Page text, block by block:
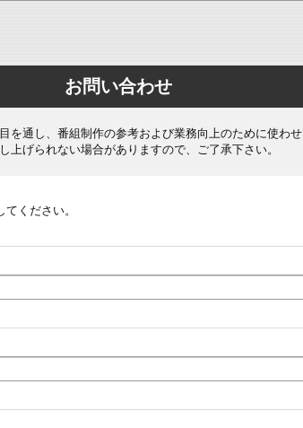
お問い合わせ
を通し、番組制作の参考および業務向上のために使わせ
上げられない場合がありますので、ご了承下さい。
ください。